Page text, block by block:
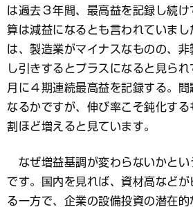
は過去３年間、最高益を記録し続
算は減益になるとも言われていまし
は、製造業がマイナスなものの、
し引きするとプラスになると見られ
月に４期連続最高益を記録する。問
なるかですが、伸び率こそ鈍化する
割ほど増えると見ています。
なぜ増益基調が変わらないかとい
です。国内を見れば、資材高など
る一方で、企業の設備投資の潜在的